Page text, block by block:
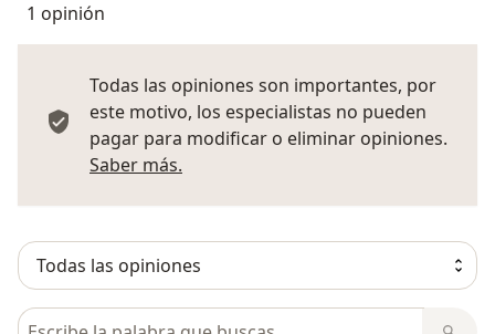
1 opinión
Todas las opiniones son importantes, por
este motivo, los especialistas no pueden
pagar para modificar o eliminar opiniones.
Saber más.
Busca en opiniones